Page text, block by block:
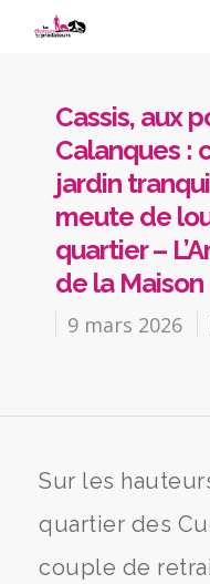
Cassis, aux
Calanques :
jardin
meute de
quartier –
de la Maison
9 mars 2026
Sur les
quartier des
couple de